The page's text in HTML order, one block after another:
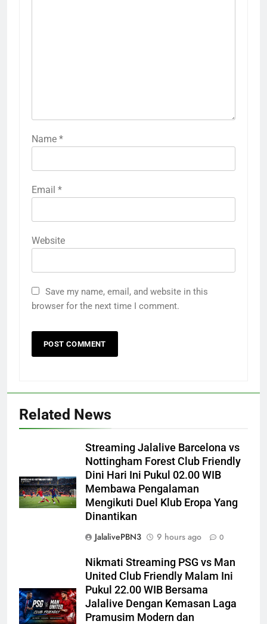
Name *
Email *
Website
Save my name, email, and website in this
browser for the next time I comment.
Related News
Streaming Jalalive Barcelona vs
Nottingham Forest Club Friendly
Dini Hari Ini Pukul 02.00 WIB
Membawa Pengalaman
Mengikuti Duel Klub Eropa Yang
Dinantikan
JalalivePBN3
9 hours ago 0
Nikmati Streaming PSG vs Man
United Club Friendly Malam Ini
Pukul 22.00 WIB Bersama
Jalalive Dengan Kemasan Laga
Pramusim Modern dan